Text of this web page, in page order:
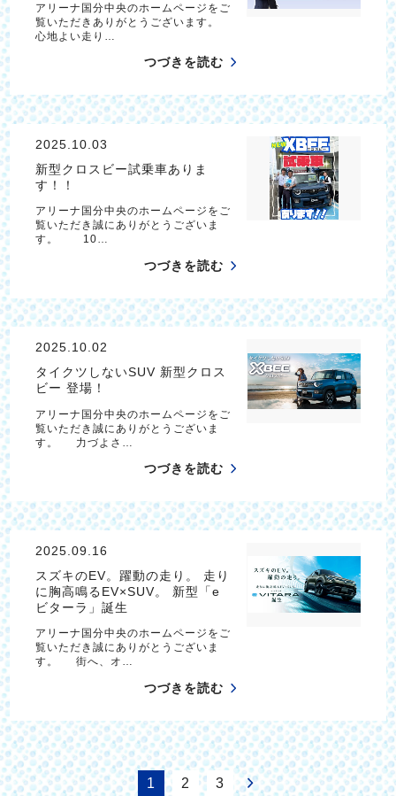
アリーナ国分中央のホームページをご
覧いただきありがとうございます。
心地よい走り…
つづきを読む
2025.10.03
新型クロスビー試乗車ありま
す！！
アリーナ国分中央のホームページをご
覧いただき誠にありがとうございま
す。 10…
つづきを読む
2025.10.02
タイクツしないSUV 新型クロス
ビー 登場！
アリーナ国分中央のホームページをご
覧いただき誠にありがとうございま
す。 力づよさ…
つづきを読む
2025.09.16
スズキのEV。躍動の走り。 走り
に胸高鳴るEV×SUV。 新型「e
ビターラ」誕生
アリーナ国分中央のホームページをご
覧いただき誠にありがとうございま
す。 街へ、オ…
つづきを読む
1 2 3